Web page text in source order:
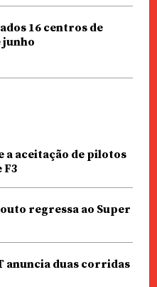
16 centros de
junho
a aceitação de pilotos
F3
regressa ao Super
anuncia duas corridas